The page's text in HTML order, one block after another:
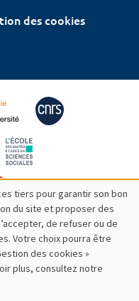
des cookies
tiers pour garantir son bon
du site et proposer des
de refuser ou de
Votre choix pourra être
des cookies »
plus, consultez notre